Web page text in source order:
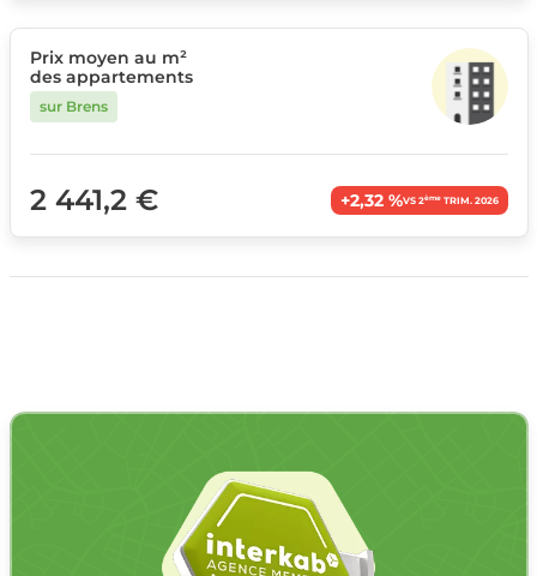
Prix moyen au m²
des appartements
sur Brens
2 441,2 € +2,32 %VS 2èmeTRIM. 2026